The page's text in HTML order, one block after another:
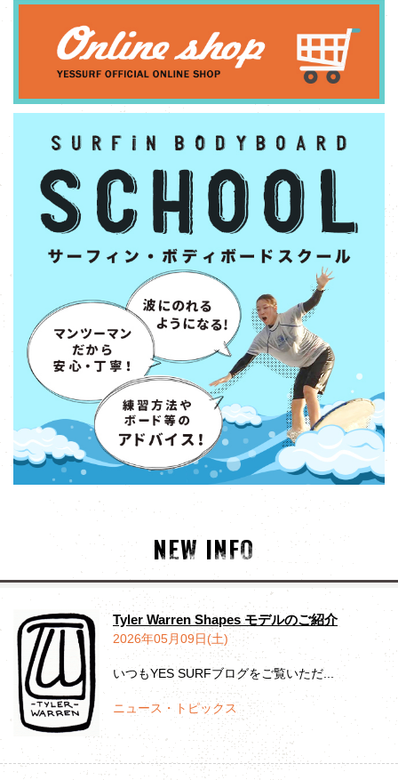
NEW INFO
Tyler Warren Shapes モデルのご紹介
2026年05月09日(土)
いつもYES SURFブログをご覧いただ...
ニュース・トピックス